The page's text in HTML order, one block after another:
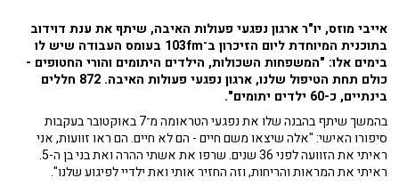
אייבי מוזס, יו"ר ארגון נפגעי פעולות האיבה, שיתף את ענת דוידוב
בתוכנית המיוחדת ליום הזיכרון ב־103fm בעומס העבודה שיש לו
בימים אלו: "המשפחות השכולות, הילדים היתומים והורי החטופים -
כולם תחת הטיפול שלנו, ארגון נפגעי פעולות האיבה. 872 חללים
בינתיים, כ-60 ילדים יתומים".
בהמשך שיתף בהבנה שלו את נפגעי הטראומה מ־7 באוקטובר בעקבות
סיפורו האישי: "אלה שיצאו משם חיים - הם לא חיים. הם ראו זוועות, אני
ראיתי את הזוועה לפני 36 שנים. שרפו את אשתי ההרה ואת בני בן ה-5.
ראיתי את המראות והריחות, וזה החזיר אותי ואת ילדיי לפיגוע שלנו".